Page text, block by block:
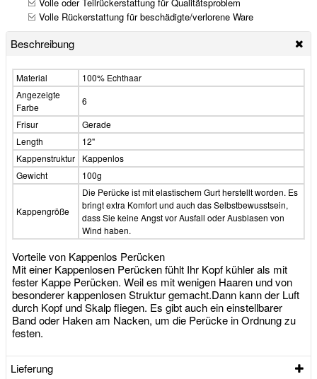
Volle Rückerstattung für beschädigte/verlorene Ware
Beschreibung
Material
100% Echthaar
Angezeigte
Farbe
6
Frisur
Gerade
Length
12"
Kappenstruktur
Kappenlos
Gewicht
100g
Kappengröße
Die Perücke ist mit elastischem Gurt herstellt worden. Es
bringt extra Komfort und auch das Selbstbewusstsein,
dass Sie keine Angst vor Ausfall oder Ausblasen von
Wind haben.
Vorteile von Kappenlos Perücken
Mit einer Kappenlosen Perücken fühlt Ihr Kopf kühler als mit
fester Kappe Perücken. Weil es mit wenigen Haaren und von
besonderer kappenlosen Struktur gemacht.Dann kann der Luft
durch Kopf und Skalp fliegen. Es gibt auch ein einstellbarer
Band oder Haken am Nacken, um die Perücke in Ordnung zu
festen.
Lieferung